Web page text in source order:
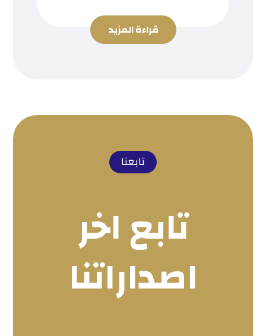
قراءة المزيد
تابعنا
تابع اخر
اصداراتنا